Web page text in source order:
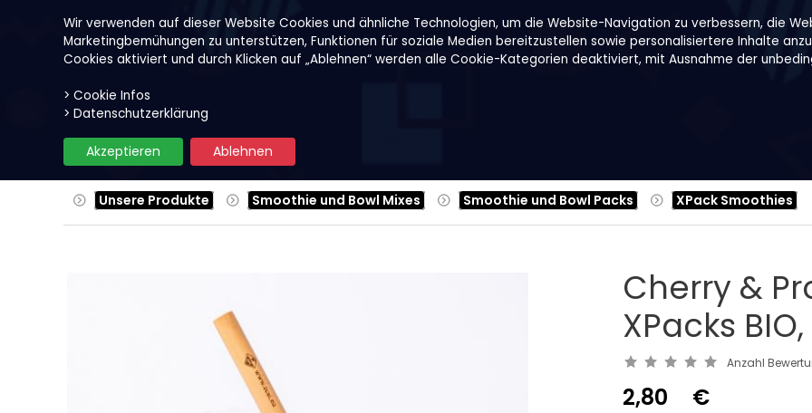
Wir verwenden auf dieser Website Cookies und ähnliche Technologien, um die Website-Navigation zu verbessern, die
Marketingbemühungen zu unterstützen, Funktionen für soziale Medien bereitzustellen sowie personalisiertere Inhalte
Cookies aktiviert und durch Klicken auf „Ablehnen“ werden alle Cookie-Kategorien deaktiviert, mit Ausnahme der
> Cookie Infos
> Datenschutzerklärung
Ablehnen
Akzeptieren
Unsere Produkte
Unsere Produkte Smoothie und Bowl Mixes Smoothie und Bowl Packs XPack Smoothies
Cherry &
XPacks
Anzahl
2,80 €